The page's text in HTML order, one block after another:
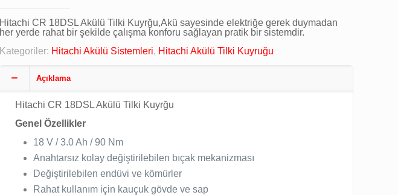
Hitachi CR 18DSL Akülü Tilki Kuyrğu,Akü sayesinde elektriğe gerek duymadan
her yerde rahat bir şekilde çalışma konforu sağlayan pratik bir sistemdir.
Kategoriler: Hitachi Akülü Sistemleri, Hitachi Akülü Tilki Kuyruğu
Açıklama
Hitachi CR 18DSL Akülü Tilki Kuyrğu
Genel Özellikler
18 V / 3.0 Ah / 90 Nm
Anahtarsız kolay değiştirilebilen bıçak mekanizması
Değiştirilebilen endüvi ve kömürler
Rahat kullanım için kauçuk gövde ve sap